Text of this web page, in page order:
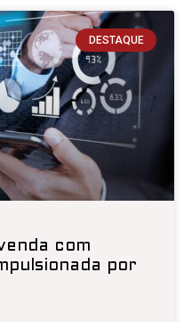
DESTAQUE
com
por